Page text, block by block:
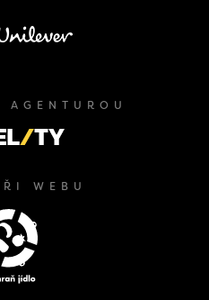
AGENTUROU
WEBU